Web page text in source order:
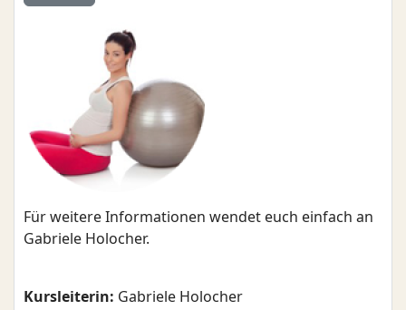
Für weitere Informationen wendet euch einfach an
Gabriele Holocher.
Kursleiterin: Gabriele Holocher